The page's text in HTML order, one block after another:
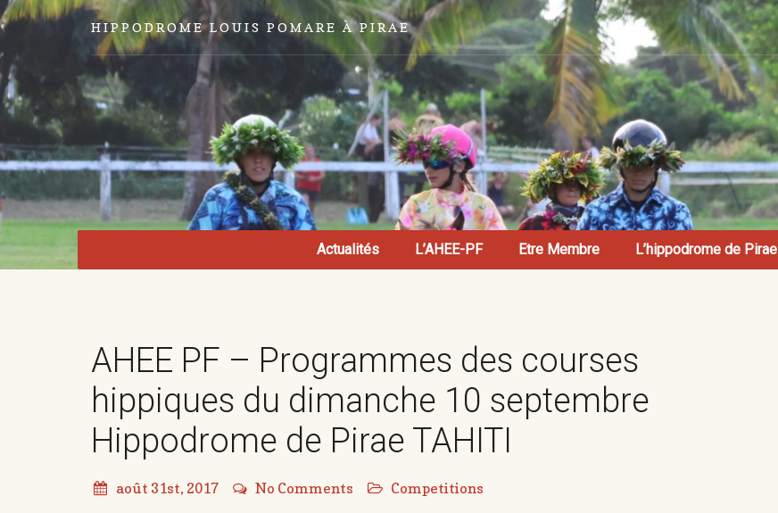
HIPPODROME LOUIS POMARE À PIRAE
Actualités L’AHEE-PF Etre Membre L’hippodrome de Pirae
AHEE PF – Programmes des courses
hippiques du dimanche 10 septembre
Hippodrome de Pirae TAHITI
août 31st, 2017 No Comments Competitions